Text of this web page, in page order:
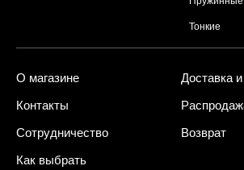
Тонкие
О магазине
Доставка
Контакты
Сотрудничество
Возврат
Как выбрать